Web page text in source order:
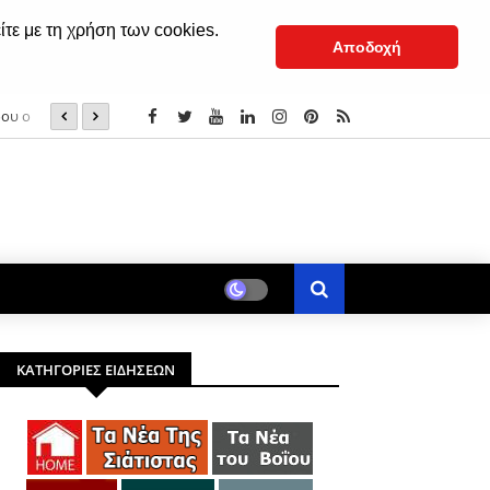
με τη χρήση των cookies.
Αποδοχή
ο «Άη Λαός» - Για 1η φορά στην Ελλάδα στο Ανοιχτό
ΚΑΤΗΓΟΡΙΕΣ ΕΙΔΗΣΕΩΝ